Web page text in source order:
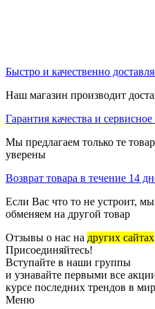
Быстро и качественно
Наш магазин производит
Гарантия качества и
Мы предлагаем только те
уверены
Возврат товара в течение 14
Если Вас что то не устроит,
обменяем на другой товар
Отзывы о нас на других сайтах
Присоединяйтесь!
Вступайте в наши группы
и узнавайте первыми все
курсе последних трендов в
Меню